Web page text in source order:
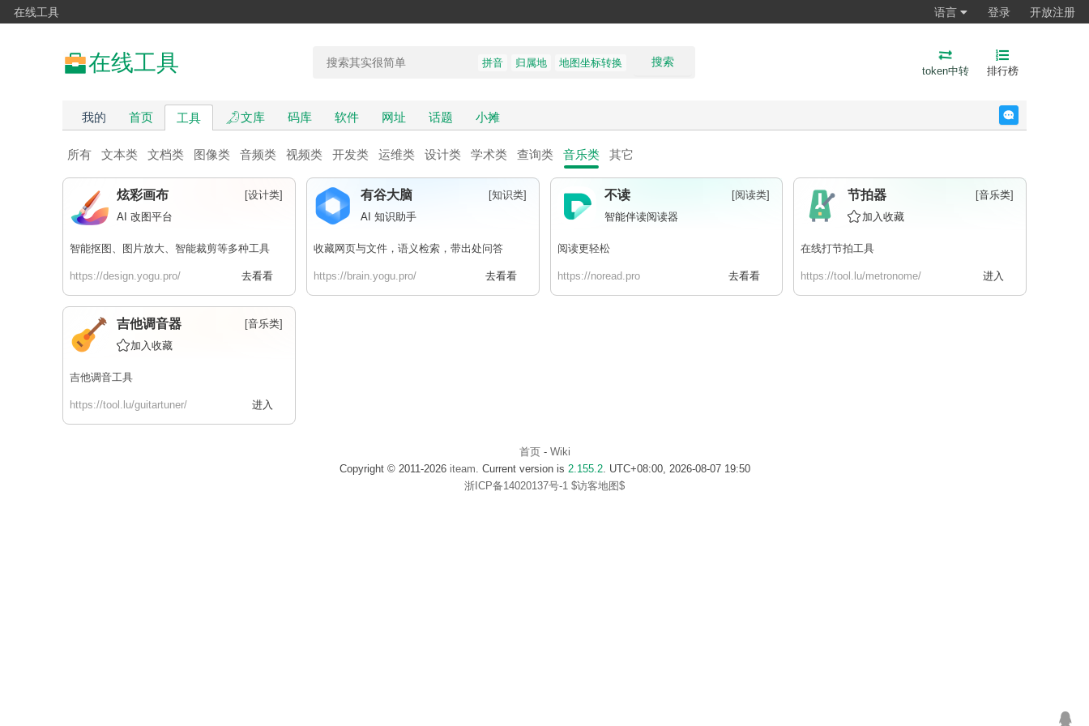
在线工具 语言 登录 开放注册
在线工具 搜索
拼音 归属地 地图坐标转换
token中转 排行榜
我的 首页 工具 文库 码库 软件 网址 话题 小摊
所有 文本类 文档类 图像类 音频类 视频类 开发类 运维类 设计类 学术类 查询类 音乐类 其它
炫彩画布
[设计类]
AI 改图平台
智能抠图、图片放大、智能裁剪等多种工具
https://design.yogu.pro/ 去看看
有谷大脑
[知识类]
AI 知识助手
收藏网页与文件，语义检索，带出处问答
https://brain.yogu.pro/ 去看看
不读
[阅读类]
智能伴读阅读器
阅读更轻松
https://noread.pro 去看看
节拍器 [音乐类]
加入收藏
在线打节拍工具
https://tool.lu/metronome/ 进入
吉他调音器 [音乐类]
加入收藏
吉他调音工具
https://tool.lu/guitartuner/ 进入
首页- Wiki
Copyright © 2011-2026 iteam . Current version is 2.155.2. UTC+08:00, 2026-08-07 19:50
浙ICP备14020137号-1 $访客地图$